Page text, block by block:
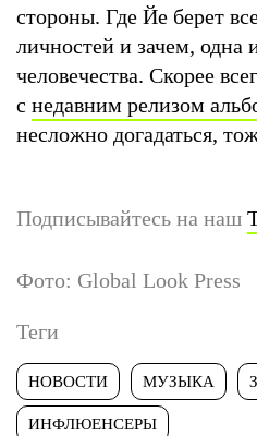
стороны. Где Йе берет
личностей и зачем, одна
человечества. Скорее
с недавним релизом
несложно догадаться,
Подписывайтесь на наш
Фото: Global Look Press
Теги
НОВОСТИ МУЗЫКА
ИНФЛЮЕНСЕРЫ